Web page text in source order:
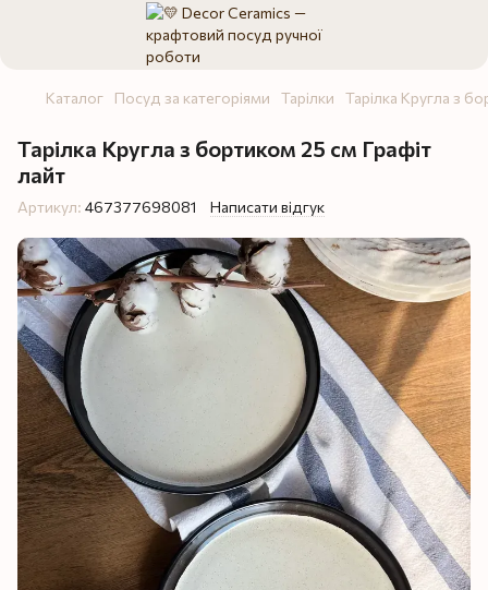
Каталог Посуд за категоріями Тарілки Тарілка Кругла з
Тарілка Кругла з бортиком 25 см Графіт
лайт
Артикул: 467377698081 Написати відгук